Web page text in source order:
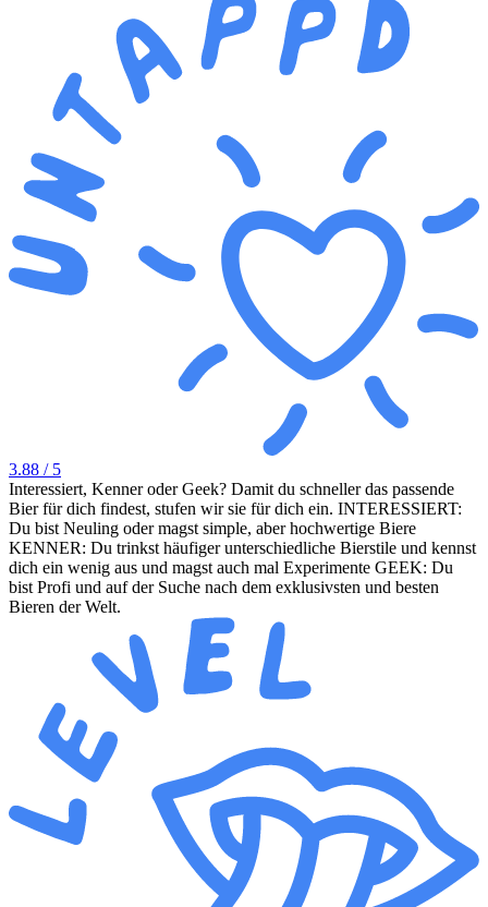
3.88 / 5
Interessiert, Kenner oder Geek? Damit du schneller das passende
Bier für dich findest, stufen wir sie für dich ein. INTERESSIERT:
Du bist Neuling oder magst simple, aber hochwertige Biere
KENNER: Du trinkst häufiger unterschiedliche Bierstile und kennst
dich ein wenig aus und magst auch mal Experimente GEEK: Du
bist Profi und auf der Suche nach dem exklusivsten und besten
Bieren der Welt.